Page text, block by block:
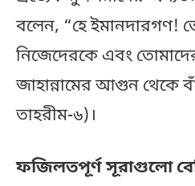
বলেন, “হে ইমানদারগণ!
নিজেদেরকে এবং
জাহান্নামের আগুন থেকে
তাহরীম-৬)।
ফজিলতপূর্ণ সূরাগুলো